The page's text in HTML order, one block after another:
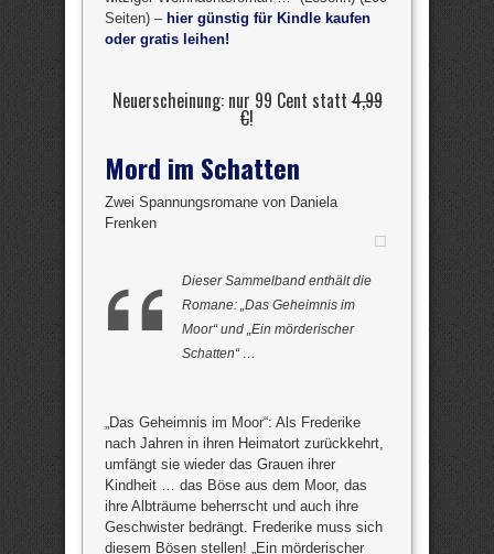
Seiten) – hier günstig für Kindle kaufen
oder gratis leihen!
Neuerscheinung: nur 99 Cent statt4,99
€!
Mord im Schatten
Zwei Spannungsromane von Daniela
Frenken
Dieser Sammelband enthält die
Romane: „Das Geheimnis im
Moor“ und „Ein mörderischer
Schatten“ …
„Das Geheimnis im Moor“: Als Frederike
nach Jahren in ihren Heimatort zurückkehrt,
umfängt sie wieder das Grauen ihrer
Kindheit … das Böse aus dem Moor, das
ihre Albträume beherrscht und auch ihre
Geschwister bedrängt. Frederike muss sich
diesem Bösen stellen! „Ein mörderischer